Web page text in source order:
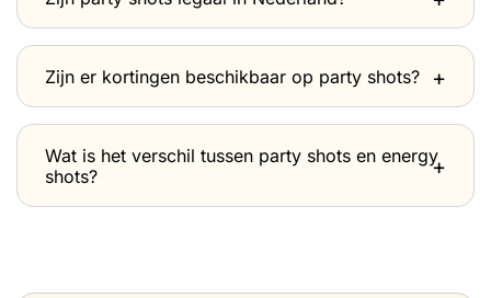
Zijn er kortingen beschikbaar op party shots?
Wat is het verschil tussen party shots en energy
shots?